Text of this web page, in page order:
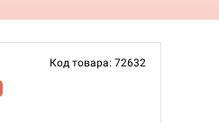
Код товара: 72632